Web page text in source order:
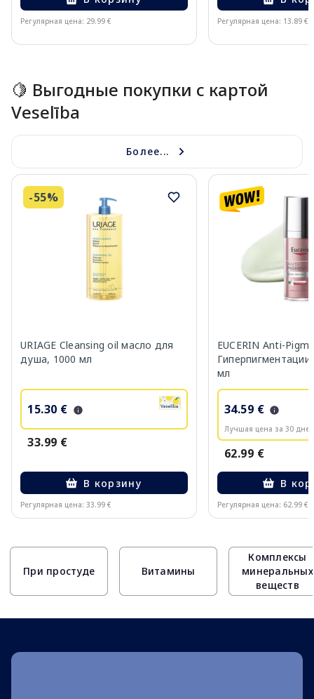
Регулярная цена: 29.99 € Регулярная цена: 13.89 €
🍋 Выгодные покупки с картой
Veselība
Более...
-55%
URIAGE Cleansing oil масло для
душа, 1000 мл
15.30 €
33.99 €
В корзину
Регулярная цена: 33.99 €
EUCERIN Anti-
мл
34.59 €
Лучшая цена за 30
62.99 €
В
Регулярная цена: 62.99 €
При простуде Витамины
Комплексы
минеральных
веществ